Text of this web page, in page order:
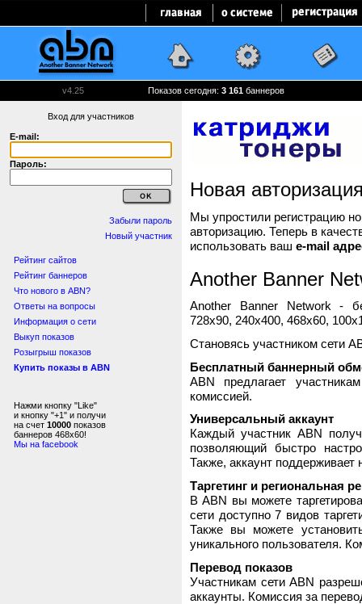
v4.25 Показов сегодня: 3 161 баннеров
Вход для участников
E-mail:
Пароль:
Забыли пароль
Новый участник
Рейтинг сайтов
Рейтинг баннеров
Что нового в ABN?
Ответы на вопросы
Информация о сети
Выкуп показов
Розыгрыш показов
Купить показы в ABN
Нажми кнопку "Like"
и кнопку "+1" и получи
на счет 10000 показов
баннеров 468x60!
Мы на facebook
Новая
Мы упростили регистрацию
авторизацию. Теперь в
использовать ваш e-mail
Another Banner
Another Banner Network -
728x90, 240x400, 468x60,
Становясь участником сети
Бесплатный баннерный
ABN предлагает
комиссией.
Универсальный аккаунт
Каждый участник ABN
позволяющий быстро
Также, аккаунт поддерживает
Таргетинг и региональная
В ABN вы можете
сети доступно 7 видов
Также вы можете
уникального пользователя.
Перевод показов
Участникам сети ABN
аккаунты. Комиссия за